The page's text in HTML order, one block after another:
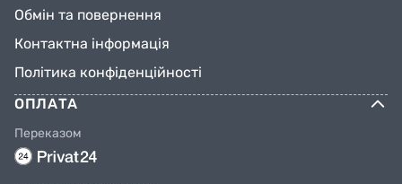
Обмін та повернення
Контактна інформація
Політика конфіденційності
ОПЛАТА
Переказом